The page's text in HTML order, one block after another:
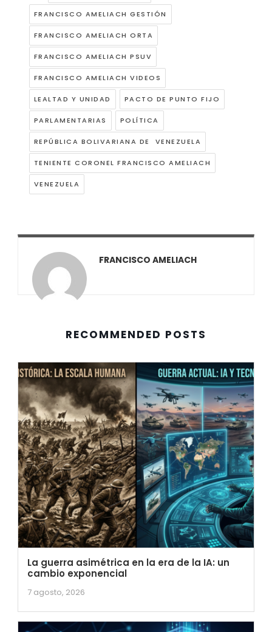
FRANCISCO AMELIACH GESTIÓN
FRANCISCO AMELIACH ORTA
FRANCISCO AMELIACH PSUV
FRANCISCO AMELIACH VIDEOS
LEALTAD Y UNIDAD PACTO DE PUNTO FIJO
PARLAMENTARIAS POLÍTICA
REPÚBLICA BOLIVARIANA DE VENEZUELA
TENIENTE CORONEL FRANCISCO AMELIACH
VENEZUELA
FRANCISCO AMELIACH
RECOMMENDED POSTS
La guerra asimétrica en la era de la IA: un
cambio exponencial
7 agosto, 2026